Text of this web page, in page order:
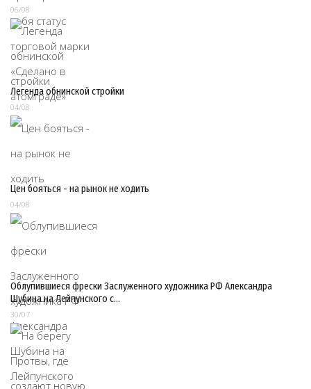
06/08
Легенда обнинской стройки
04/08
Цен бояться - на рынок не ходить
04/08
Облупившиеся фрески Заслуженного художника РФ Александра
Шубина на Лейпунского с…
30/07